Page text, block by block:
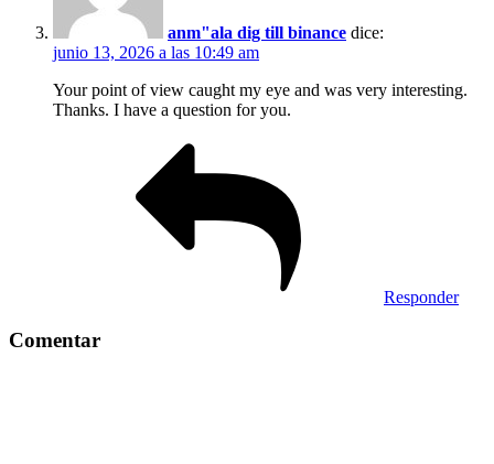
anm"ala dig till binance dice:
junio 13, 2026 a las 10:49 am
Your point of view caught my eye and was very interesting.
Thanks. I have a question for you.
Responder
Comentar